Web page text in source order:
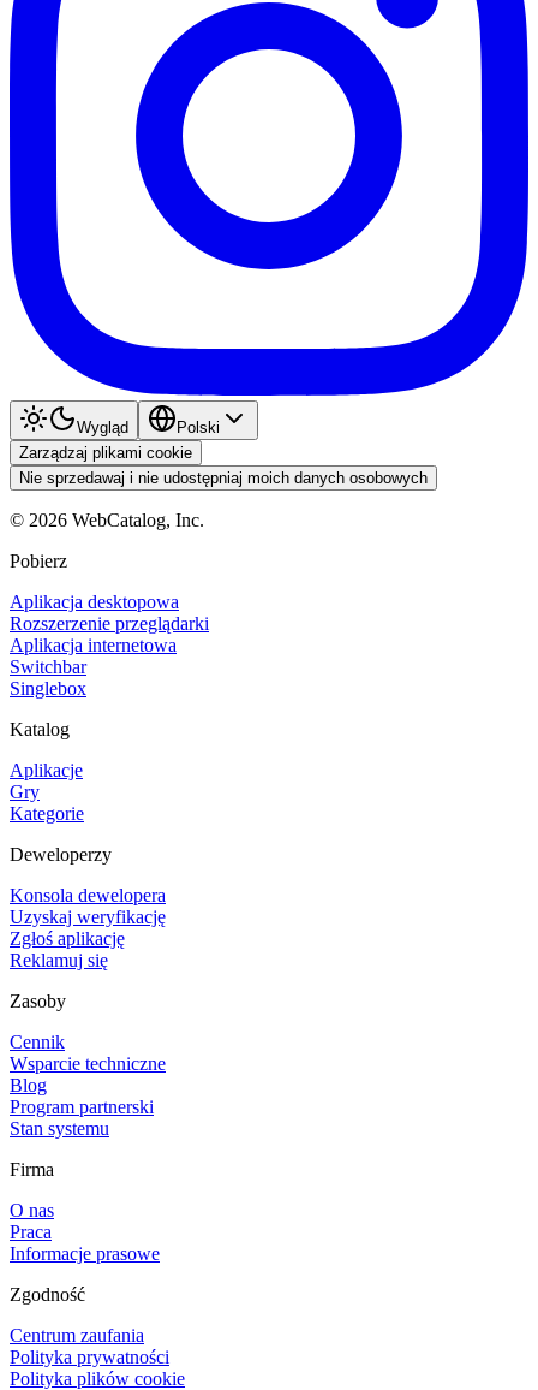
Wygląd
Polski
Zarządzaj plikami cookie
Nie sprzedawaj i nie udostępniaj moich danych osobowych
© 2026 WebCatalog, Inc.
Pobierz
Aplikacja desktopowa
Rozszerzenie przeglądarki
Aplikacja internetowa
Switchbar
Singlebox
Katalog
Aplikacje
Gry
Kategorie
Deweloperzy
Konsola dewelopera
Uzyskaj weryfikację
Zgłoś aplikację
Reklamuj się
Zasoby
Cennik
Wsparcie techniczne
Blog
Program partnerski
Stan systemu
Firma
O nas
Praca
Informacje prasowe
Zgodność
Centrum zaufania
Polityka prywatności
Polityka plików cookie